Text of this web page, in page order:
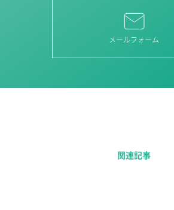
メールフォーム
関連記事